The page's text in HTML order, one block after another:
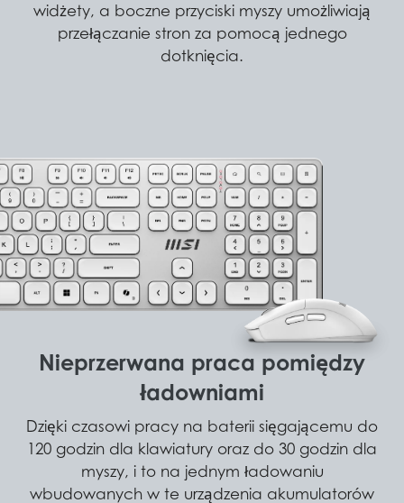
widżety, a boczne przyciski myszy umożliwiają
przełączanie stron za pomocą jednego
dotknięcia.
Nieprzerwana praca pomiędzy
ładowniami
Dzięki czasowi pracy na baterii sięgającemu do
120 godzin dla klawiatury oraz do 30 godzin dla
myszy, i to na jednym ładowaniu
wbudowanych w te urządzenia akumulatorów